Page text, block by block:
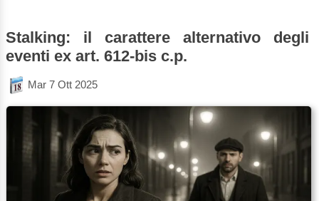
Stalking: il carattere alternativo degli
eventi ex art. 612-bis c.p.
Mar 7 Ott 2025